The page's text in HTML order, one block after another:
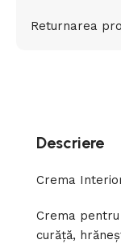
Returnarea
Descriere
Crema
Crema
curăță,